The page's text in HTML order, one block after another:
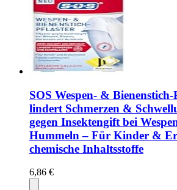
SOS Wespen- &
lindert Schmerzen &
gegen Insektengift bei
Hummeln – Für Kinder &
chemische Inhaltsstoffe
6,86 €